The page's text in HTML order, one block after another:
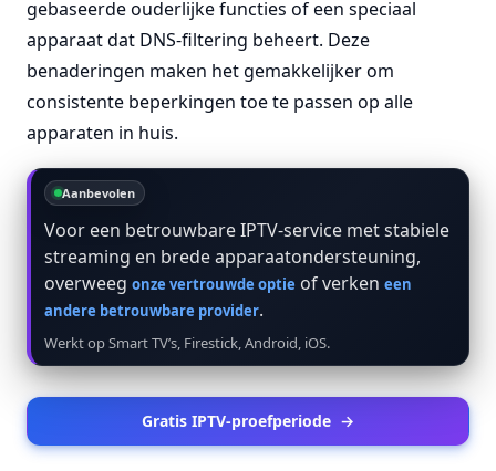
gebaseerde ouderlijke functies of een speciaal
apparaat dat DNS-filtering beheert. Deze
benaderingen maken het gemakkelijker om
consistente beperkingen toe te passen op alle
apparaten in huis.
Aanbevolen
Voor een betrouwbare IPTV-service met stabiele
streaming en brede apparaatondersteuning,
overweeg onze vertrouwde optie of verken een
andere betrouwbare provider.
Werkt op Smart TV’s, Firestick, Android, iOS.
Gratis IPTV-proefperiode →